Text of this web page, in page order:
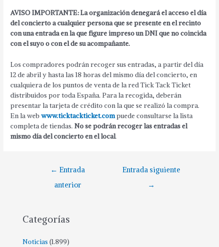
AVISO IMPORTANTE: La organización denegará el acceso el día
del concierto a cualquier persona que se presente en el recinto
con una entrada en la que figure impreso un DNI que no coincida
con el suyo o con el de su acompañante.
Los compradores podrán recoger sus entradas, a partir del día
12 de abril y hasta las 18 horas del mismo día del concierto, en
cualquiera de los puntos de venta de la red Tick Tack Ticket
distribuidos por toda España. Para la recogida, deberán
presentar la tarjeta de crédito con la que se realizó la compra.
En la webwww.ticktackticket.compuede consultarse la lista
completa de tiendas.No se podrán recoger las entradas el
mismo día del concierto en el local.
← Entrada
anterior
Entrada siguiente
→
Categorías
Noticias (1.899)